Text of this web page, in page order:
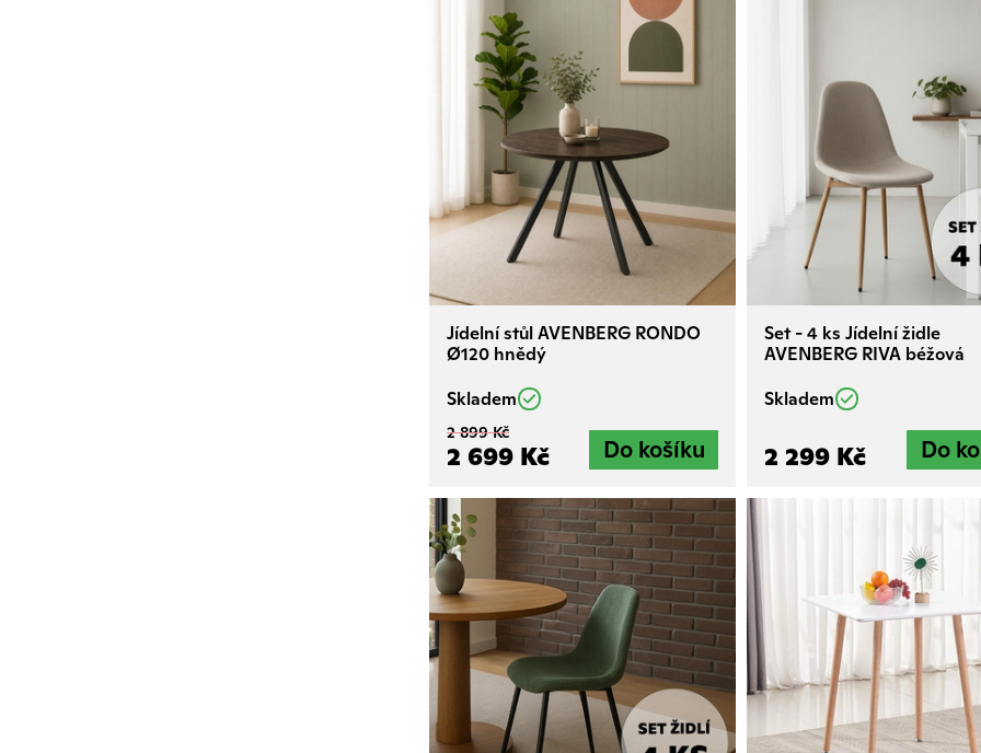
Jídelní stůl AVENBERG RONDO
Ø120 hnědý
Skladem
2 899 Kč
2 699 Kč
Set - 4 ks Jídelní židle
AVENBERG RIVA béžová
Skladem
2 299 Kč